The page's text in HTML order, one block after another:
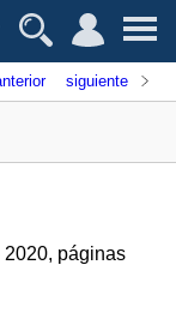
siguiente
2020, páginas